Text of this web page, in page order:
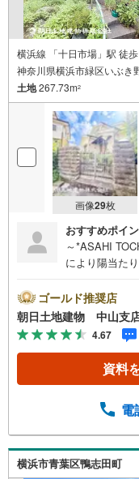
横浜線 「十日市場」駅 徒
神奈川県横浜市緑区いぶき
土地267.73m2
画像29枚
おすすめポイ
～*ASAHI
により陽当た
のおとりつぎ *
きました♪ご成
能です！☆JR
日土地建物中
着を合言葉に
す。広告掲載
家の買替えっ
きます！お問
ゴールド推奨店
朝日土地建物 中山支
4.67
資料
電
横浜市青葉区鴨志田町